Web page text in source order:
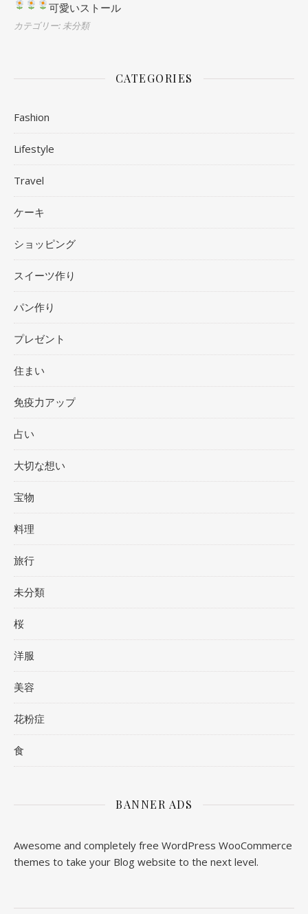
可愛いストール
カテゴリー: 未分類
CATEGORIES
Fashion
Lifestyle
Travel
ケーキ
ショッピング
スイーツ作り
パン作り
プレゼント
住まい
免疫力アップ
占い
大切な想い
宝物
料理
旅行
未分類
桜
洋服
美容
花粉症
食
BANNER ADS
Awesome and completely free WordPress WooCommerce
themes to take your Blog website to the next level.